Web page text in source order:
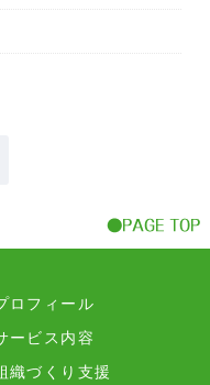
ロフィール
ービス内容
織づくり支援